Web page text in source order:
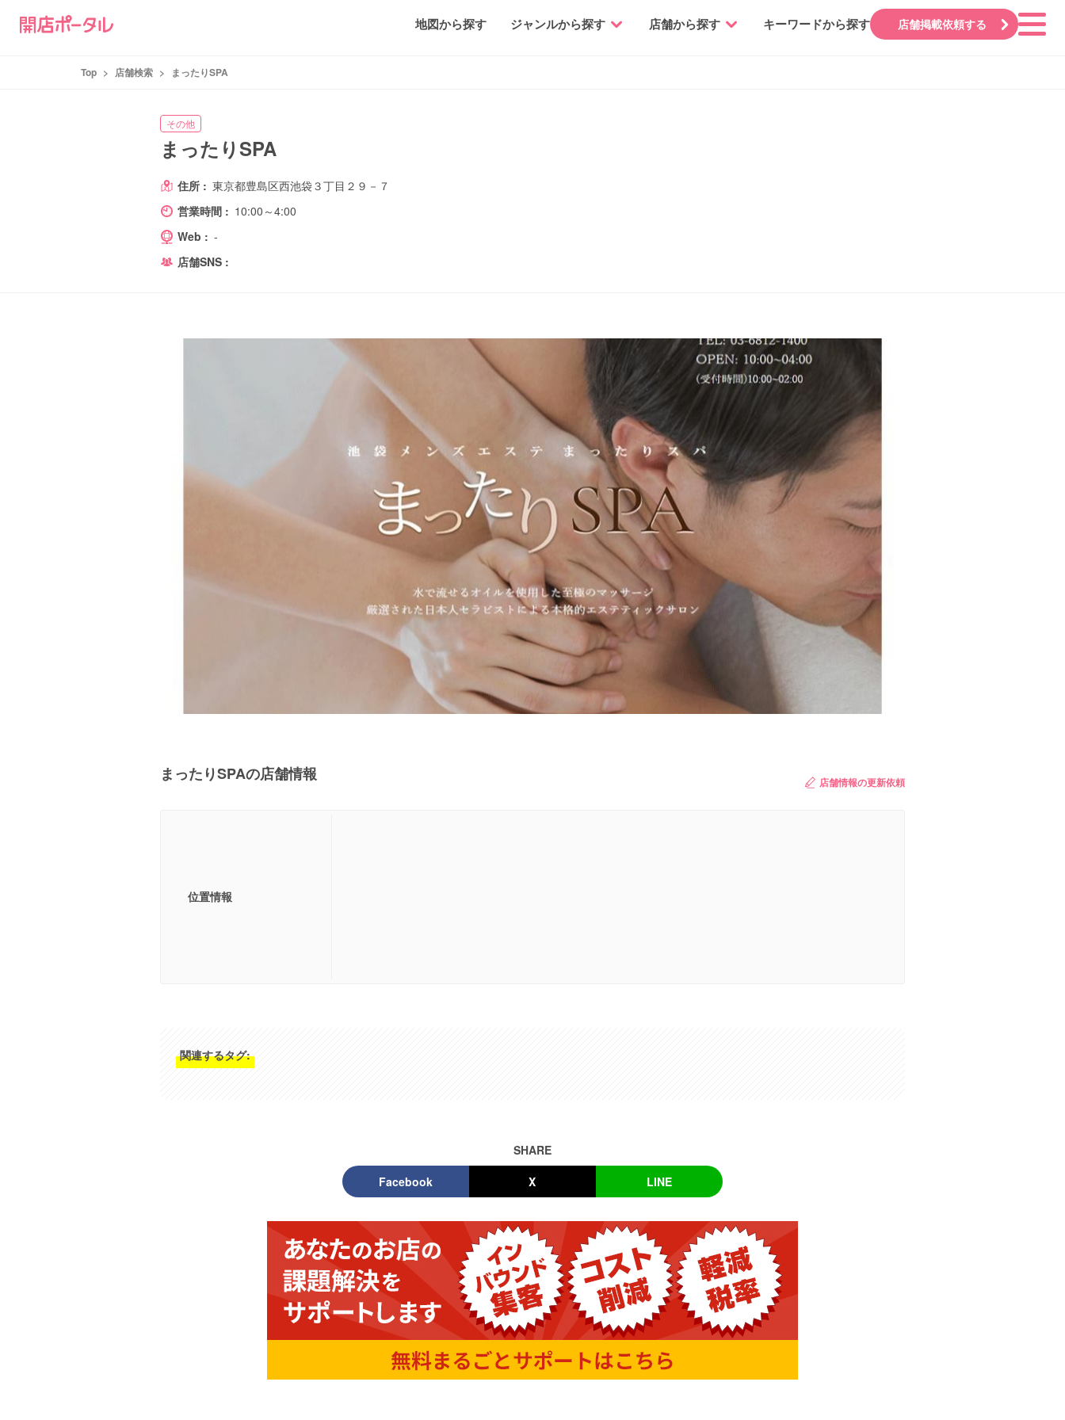
地図から探す ジャンルから探す 店舗から探す キーワードから探す 店舗掲載依頼する
Top > 店舗検索 > まったりSPA
その他
まったりSPA
住所 : 東京都豊島区西池袋３丁目２９－７
営業時間 : 10:00～4:00
Web : -
店舗SNS :
まったりSPAの店舗情報 店舗情報の更新依頼
位置情報
関連するタグ:
SHARE
Facebook X LINE